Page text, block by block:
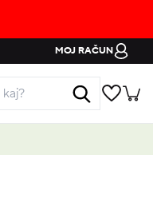
MOJ RAČUN